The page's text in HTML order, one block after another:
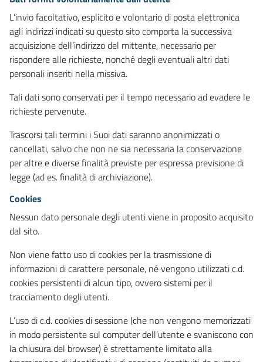
L’invio facoltativo, esplicito e volontario di posta elettronica
agli indirizzi indicati su questo sito comporta la successiva
acquisizione dell’indirizzo del mittente, necessario per
rispondere alle richieste, nonché degli eventuali altri dati
personali inseriti nella missiva.
Tali dati sono conservati per il tempo necessario ad evadere le
richieste pervenute.
Trascorsi tali termini i Suoi dati saranno anonimizzati o
cancellati, salvo che non ne sia necessaria la conservazione
per altre e diverse finalità previste per espressa previsione di
legge (ad es. finalità di archiviazione).
Cookies
Nessun dato personale degli utenti viene in proposito acquisito
dal sito.
Non viene fatto uso di cookies per la trasmissione di
informazioni di carattere personale, né vengono utilizzati c.d.
cookies persistenti di alcun tipo, ovvero sistemi per il
tracciamento degli utenti.
L’uso di c.d. cookies di sessione (che non vengono memorizzati
in modo persistente sul computer dell’utente e svaniscono con
la chiusura del browser) è strettamente limitato alla